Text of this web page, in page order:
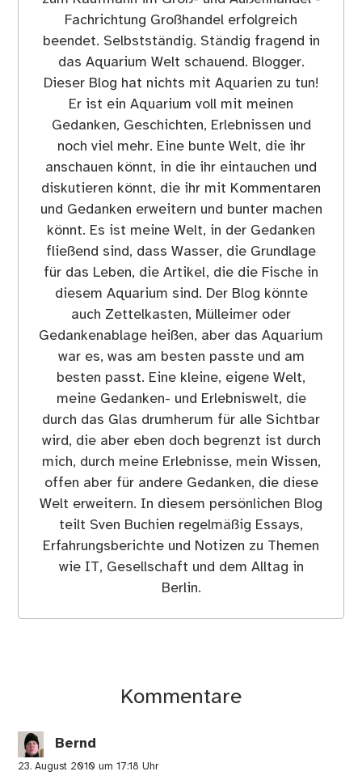
Fachrichtung Großhandel erfolgreich
beendet. Selbstständig. Ständig fragend in
das Aquarium Welt schauend. Blogger.
Dieser Blog hat nichts mit Aquarien zu tun!
Er ist ein Aquarium voll mit meinen
Gedanken, Geschichten, Erlebnissen und
noch viel mehr. Eine bunte Welt, die ihr
anschauen könnt, in die ihr eintauchen und
diskutieren könnt, die ihr mit Kommentaren
und Gedanken erweitern und bunter machen
könnt. Es ist meine Welt, in der Gedanken
fließend sind, dass Wasser, die Grundlage
für das Leben, die Artikel, die die Fische in
diesem Aquarium sind. Der Blog könnte
auch Zettelkasten, Mülleimer oder
Gedankenablage heißen, aber das Aquarium
war es, was am besten passte und am
besten passt. Eine kleine, eigene Welt,
meine Gedanken- und Erlebniswelt, die
durch das Glas drumherum für alle Sichtbar
wird, die aber eben doch begrenzt ist durch
mich, durch meine Erlebnisse, mein Wissen,
offen aber für andere Gedanken, die diese
Welt erweitern. In diesem persönlichen Blog
teilt Sven Buchien regelmäßig Essays,
Erfahrungsberichte und Notizen zu Themen
wie IT, Gesellschaft und dem Alltag in
Berlin.
Kommentare
Bernd
23. August 2010 um 17:18 Uhr